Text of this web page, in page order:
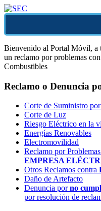
Bienvenido al Portal Móvil, a
un reclamo por problemas
Combustibles
Reclamo o Denuncia
Corte de Suministro
Corte de Luz
Riesgo Eléctrico en la
Energías Renovables
Electromovilidad
Reclamo por
EMPRESA
Otros Reclamos contra
Daño de Artefacto
Denuncia porno
por resolución de